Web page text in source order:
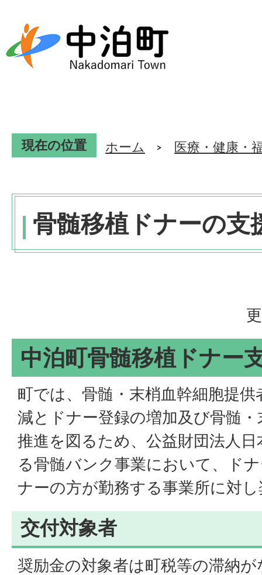
現在の位置 ホーム 医療・健康・
骨髄移植ドナーの支
中泊町骨髄移植ドナー
町では、骨髄・末梢血幹細胞提
減とドナー登録の増加及び骨髄
推進を図るため、公益財団法人
る骨髄バンク事業において、ド
ナーの方が勤務する事業所に対
交付対象者
奨励金の対象者は町税等の滞納